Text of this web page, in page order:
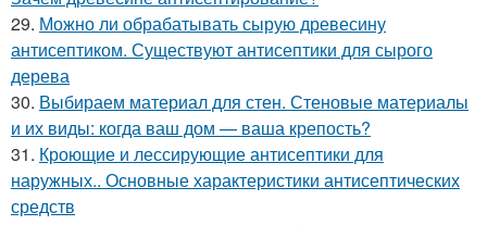
29. Можно ли обрабатывать сырую древесину
антисептиком. Существуют антисептики для сырого
дерева
30. Выбираем материал для стен. Стеновые материалы
и их виды: когда ваш дом — ваша крепость?
31. Кроющие и лессирующие антисептики для
наружных.. Основные характеристики антисептических
средств